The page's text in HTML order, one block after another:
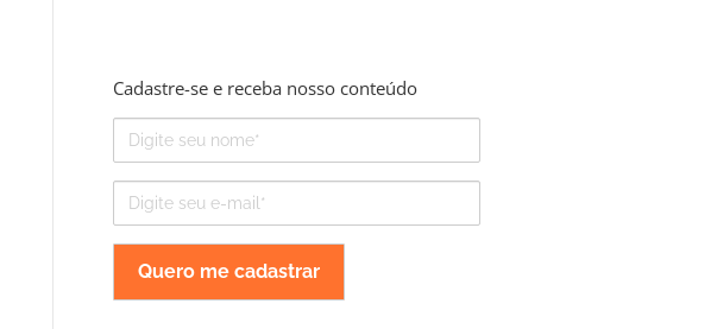
Cadastre-se e receba nosso conteúdo
Nome
mail